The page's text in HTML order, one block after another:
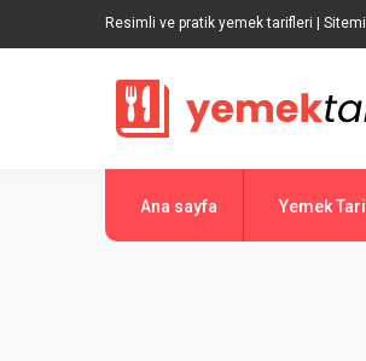
Resimli ve pratik yemek tarifleri |
Ana sayfa Yemek